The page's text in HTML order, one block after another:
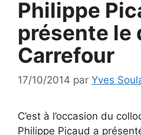
Philippe
présente le
Carrefour
17/10/2014 par Yves
C’est à l’occasion du
Philippe Picaud a